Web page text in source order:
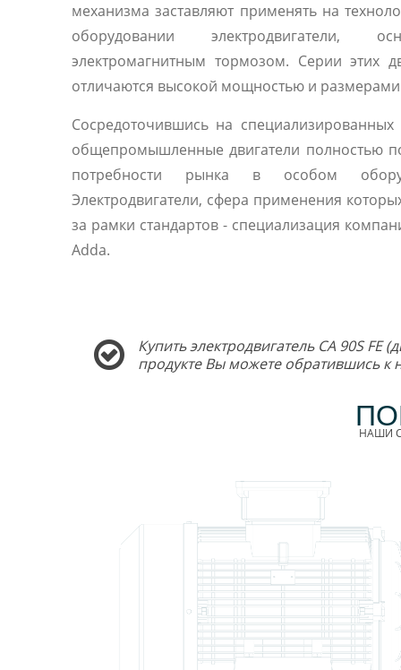
механизма заставляют применять на
оборудовании электродвигатели,
электромагнитным тормозом. Серии этих
отличаются высокой мощностью и
Сосредоточившись на специализированных
общепромышленные двигатели полностью
потребности рынка в особом
Электродвигатели, сфера применения
за рамки стандартов - специализация
Adda.
Купить электродвигатель CA 90S
продукте Вы можете обратившись
НАШИ